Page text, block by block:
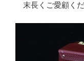
末長くご愛顧くだ